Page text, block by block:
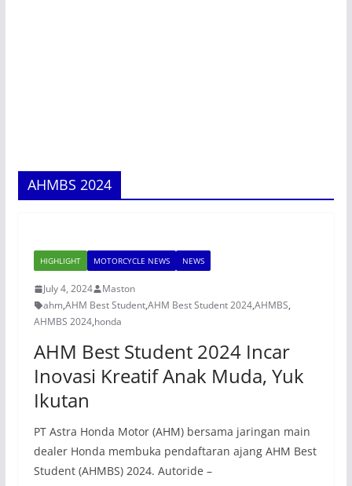
AHMBS 2024
HIGHLIGHT MOTORCYCLE NEWS NEWS
July 4, 2024
Maston
ahm,AHM Best Student,AHM Best Student 2024,AHMBS,
AHMBS 2024,honda
AHM Best Student 2024 Incar
Inovasi Kreatif Anak Muda, Yuk
Ikutan
PT Astra Honda Motor (AHM) bersama jaringan main
dealer Honda membuka pendaftaran ajang AHM Best
Student (AHMBS) 2024. Autoride –